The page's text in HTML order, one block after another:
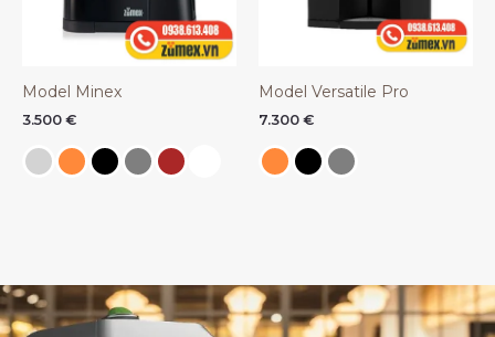
Model Minex
3.500 €
Model Versatile Pro
7.300 €